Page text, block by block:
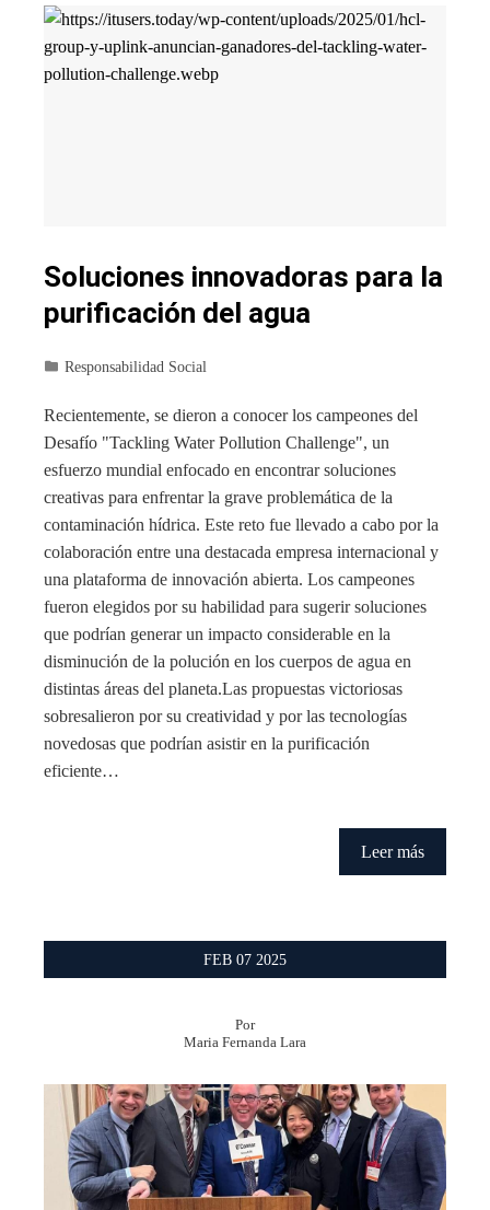
Soluciones innovadoras para la
purificación del agua
Responsabilidad Social
Recientemente, se dieron a conocer los campeones del
Desafío "Tackling Water Pollution Challenge", un
esfuerzo mundial enfocado en encontrar soluciones
creativas para enfrentar la grave problemática de la
contaminación hídrica. Este reto fue llevado a cabo por la
colaboración entre una destacada empresa internacional y
una plataforma de innovación abierta. Los campeones
fueron elegidos por su habilidad para sugerir soluciones
que podrían generar un impacto considerable en la
disminución de la polución en los cuerpos de agua en
distintas áreas del planeta.Las propuestas victoriosas
sobresalieron por su creatividad y por las tecnologías
novedosas que podrían asistir en la purificación
eficiente…
Leer más
FEB 07 2025
Por
Maria Fernanda Lara